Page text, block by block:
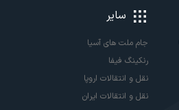
سایر
جام ملت های آسیا
رنکینگ فیفا
نقل و انتقالات اروپا
نقل و انتقالات ایران